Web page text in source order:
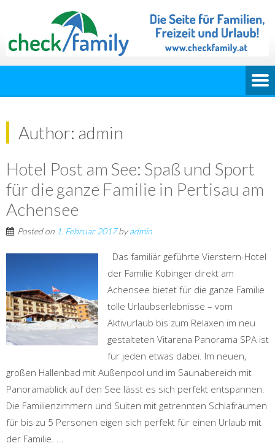
Author: admin
Hotel Post am See: Spaß und Sport
für die ganze Familie in Pertisau am
Achensee
Posted on 1. Februar 2017byadmin
Das familiär geführte Vierstern-Hotel
der Familie Kobinger direkt am
Achensee bietet für die ganze Familie
tolle Urlaubserlebnisse – vom
Aktivurlaub bis zum Relaxen im neu
gestalteten Vitarena Panorama SPA ist
für jeden etwas dabei. Im neuen,
großen Hallenbad mit Außenpool und im Saunabereich mit
Panoramablick auf den See lässt es sich perfekt entspannen.
Die Familienzimmern und Suiten mit getrennten Schlafräumen
für bis zu 5 Personen eigen sich perfekt für einen Urlaub mit
der Familie. ...